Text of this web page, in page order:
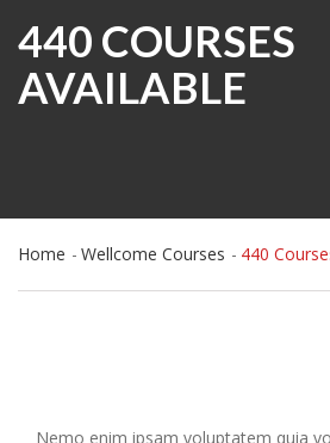
440 COURSES
AVAILABLE
Home Wellcome Courses 440
Nemo enim ipsam voluptatem quia